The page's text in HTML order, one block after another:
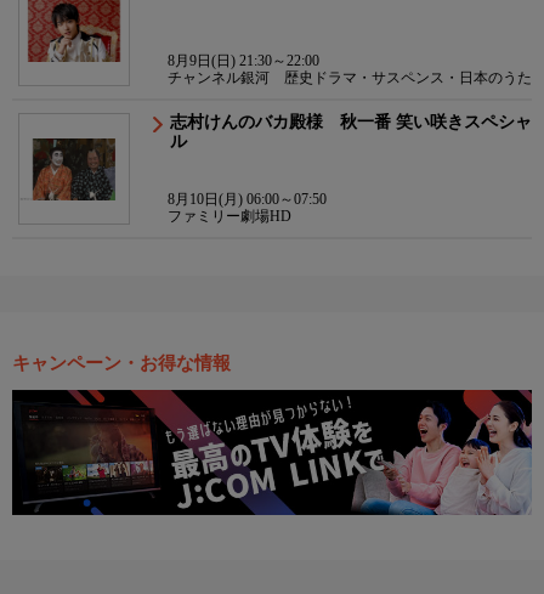
8月9日(日) 21:30～22:00
チャンネル銀河 歴史ドラマ・サスペンス・日本のうた
志村けんのバカ殿様 秋一番 笑い咲きスペシャ
ル
8月10日(月) 06:00～07:50
ファミリー劇場HD
キャンペーン・お得な情報